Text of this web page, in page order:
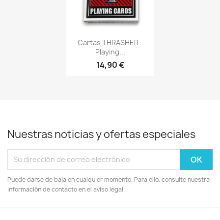
Vista rápida
Cartas THRASHER -
Playing...
14,90 €
Nuestras noticias y ofertas especiales
Puede darse de baja en cualquier momento. Para ello, consulte nuestra
información de contacto en el aviso legal.